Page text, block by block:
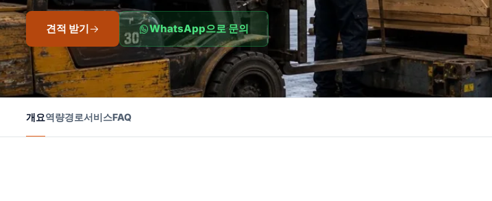
견적 받기 WhatsApp으로 문의
개요역량경로서비스FAQ